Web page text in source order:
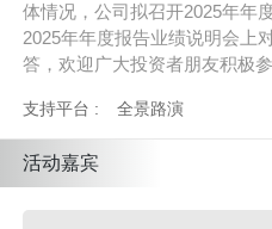
体情况，公司拟召开2025年年
2025年年度报告业绩说明会上
答，欢迎广大投资者朋友积极参
支持平台 : 全景路演
活动嘉宾